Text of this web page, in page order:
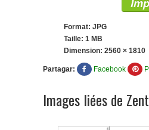
Format: JPG
Taille: 1 MB
Dimension: 2560 × 1810
Partagar: Facebook
Images liées de